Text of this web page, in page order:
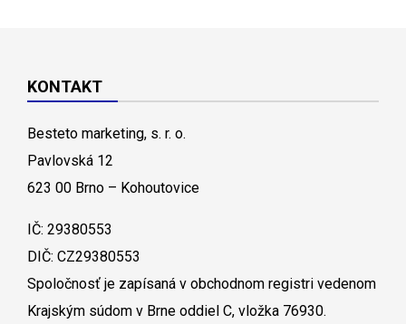
KONTAKT
Besteto marketing, s. r. o.
Pavlovská 12
623 00 Brno – Kohoutovice
IČ: 29380553
DIČ: CZ29380553
Spoločnosť je zapísaná v obchodnom registri vedenom
Krajským súdom v Brne oddiel C, vložka 76930.